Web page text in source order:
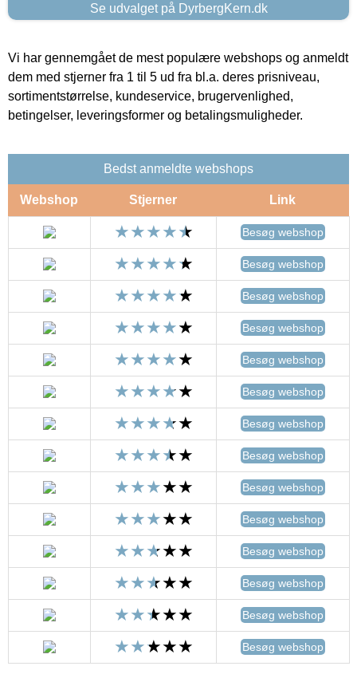
Se udvalget på DyrbergKern.dk
Vi har gennemgået de mest populære webshops og anmeldt
dem med stjerner fra 1 til 5 ud fra bl.a. deres prisniveau,
sortimentstørrelse, kundeservice, brugervenlighed,
betingelser, leveringsformer og betalingsmuligheder.
Bedst anmeldte webshops
Webshop Stjerner Link
Besøg webshop
Besøg webshop
Besøg webshop
Besøg webshop
Besøg webshop
Besøg webshop
Besøg webshop
Besøg webshop
Besøg webshop
Besøg webshop
Besøg webshop
Besøg webshop
Besøg webshop
Besøg webshop